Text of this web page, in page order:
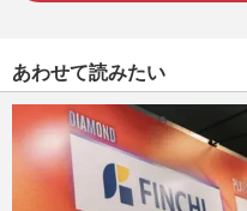
た2.5次元
週刊女性
高市早苗
松本洋平
あわせて読みたい